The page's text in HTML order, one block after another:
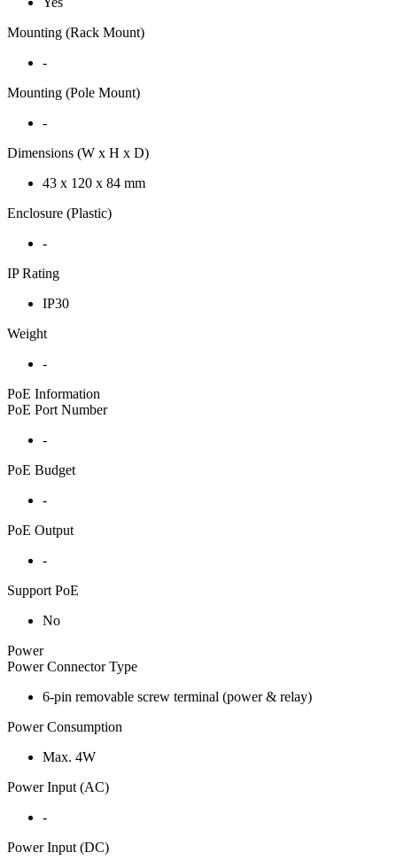
Mounting (Rack Mount)
-
Mounting (Pole Mount)
-
Dimensions (W x H x D)
43 x 120 x 84 mm
Enclosure (Plastic)
-
IP Rating
IP30
Weight
-
PoE Information
PoE Port Number
-
PoE Budget
-
PoE Output
-
Support PoE
No
Power
Power Connector Type
6-pin removable screw terminal (power & relay)
Power Consumption
Max. 4W
Power Input (AC)
-
Power Input (DC)